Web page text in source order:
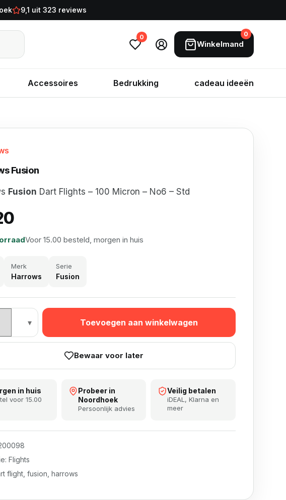
9,1 uit 323 reviews
0 0
Winkelmand
Accessoires Bedrukking cadeau ideeën
Fusion
Fusion Dart Flights – 100 Micron – No6 – Std
Voor 15.00 besteld, morgen in huis
Merk
Harrows
Serie
Fusion
Fusion aantal
Toevoegen aan winkelwagen
Bewaar voor later
in huis
voor 15.00
Probeer in
Noordhoek
Persoonlijk advies
Veilig betalen
iDEAL, Klarna en
meer
Flights
flight ,fusion ,harrows